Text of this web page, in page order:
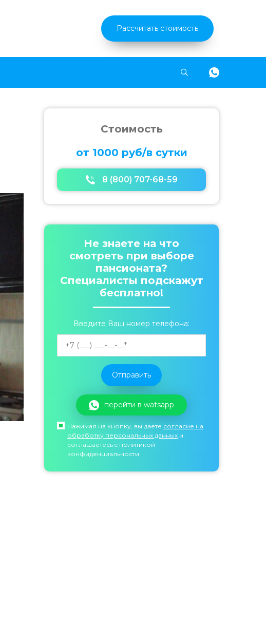
Рассчитать стоимость
Найти
Стоимость
от 1000 руб/в сутки
8 (800) 707-68-59
Не знаете на что
смотреть при выборе
пансионата?
Специалисты подскажут
бесплатно!
Введите Ваш номер телефона:
перейти в watsapp
Нажимая на кнопку, вы даете согласие на
обработку персональных данных и
соглашаетесь c политикой
конфиденциальности